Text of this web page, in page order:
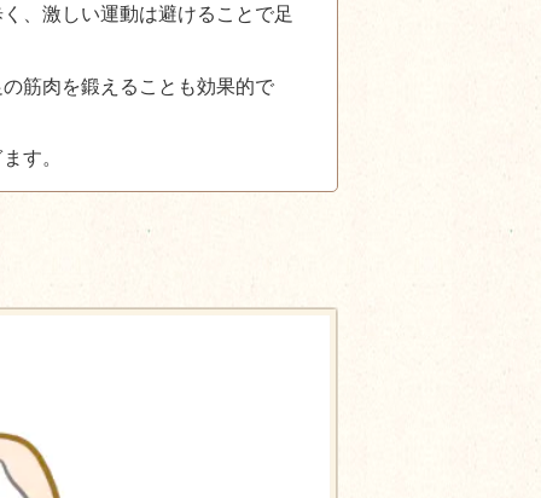
、激しい運動は避けることで足
筋肉を鍛えることも効果的で
す。